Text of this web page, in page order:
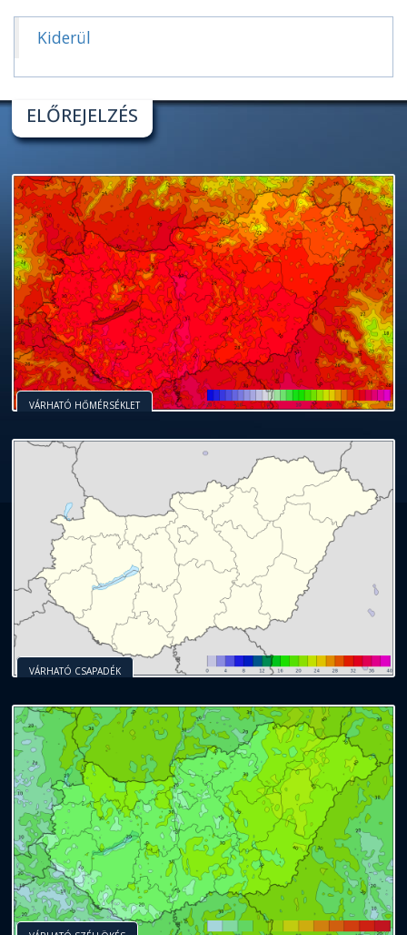
Kiderül
ELŐREJELZÉS
VÁRHATÓ HŐMÉRSÉKLET
VÁRHATÓ CSAPADÉK